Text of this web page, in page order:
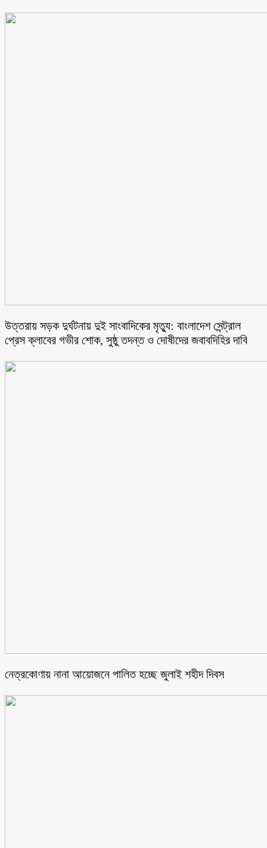
উত্তরায় সড়ক দুর্ঘটনায় দুই সাংবাদিকের মৃত্যু: বাংলাদেশ সেন্ট্রাল
প্রেস ক্লাবের গভীর শোক, সুষ্ঠু তদন্ত ও দোষীদের জবাবদিহির দাবি
নেত্রকোণায় নানা আয়োজনে পালিত হচ্ছে জুলাই শহীদ দিবস